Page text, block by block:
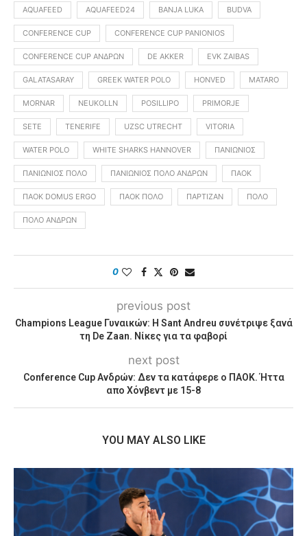
AQUAFEED AQUAFEED24 BANJA LUKA BUDVA
CONFERENCE CUP CONFERENCE CUP PANIONIOS
CONFERENCE CUP ΑΝΔΡΏΝ DE AKKER EVK ZAIBAS
GALATASARAY GREEK WATER POLO HONVED MATARO
MORNAR NEUKOLLN POSILLIPO PRIMORJE
SETE TENERIFE UZSC UTRECHT VITORIA
WATER POLO WHITE SHARKS HANNOVER ΠΑΝΙΏΝΙΟΣ
ΠΑΝΙΏΝΙΟΣ ΠΌΛΟ ΠΑΝΙΏΝΙΟΣ ΠΌΛΟ ΑΝΔΡΏΝ ΠΑΟΚ
ΠΑΟΚ DOMUS ERGO ΠΑΟΚ ΠΌΛΟ ΠΑΡΤΙΖΆΝ ΠΌΛΟ
ΠΌΛΟ ΑΝΔΡΏΝ
0
previous post
Champions League Γυναικών: Η Sant Andreu συνέτριψε ξανά
τη De Zaan. Νίκες για τα φαβορί
next post
Conference Cup Ανδρών: Δεν τα κατάφερε ο ΠΑΟΚ. Ήττα
απο Χόνβεντ με 15-8
YOU MAY ALSO LIKE